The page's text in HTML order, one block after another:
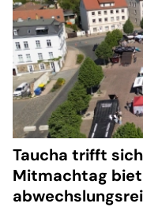
Taucha trifft
Mitmachtag